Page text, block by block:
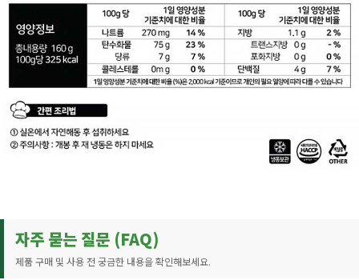
자주 묻는 질문 (FAQ)
제품 구매 및 사용 전 궁금한 내용을 확인해보세요.